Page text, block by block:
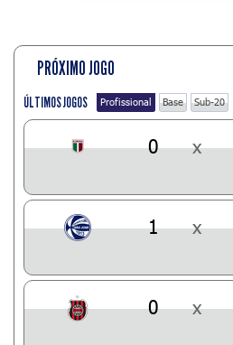
PRÓXIMO JOGO
ÚLTIMOS JOGOS Profissional Base Sub-20
0 x
1 x
0 x